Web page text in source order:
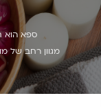
ספא הוא
מגוון רחב של